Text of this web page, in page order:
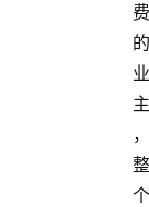
费
的
业
主
，
整
个